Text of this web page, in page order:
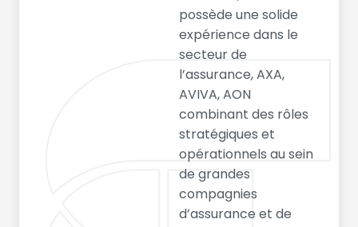
possède une solide
expérience dans le
secteur de
l’assurance, AXA,
AVIVA, AON
combinant des rôles
stratégiques et
opérationnels au sein
de grandes
compagnies
d’assurance et de